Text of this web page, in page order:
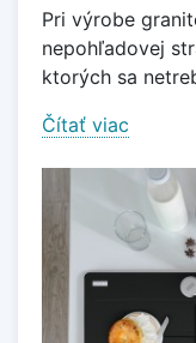
Pri výrobe
nepohľadovej
ktorých sa
Čítať viac